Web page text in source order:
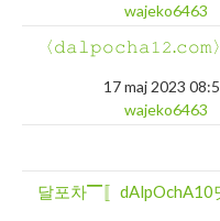
wajeko6463
〈𝚍𝚊𝚕𝚙𝚘𝚌𝚑𝚊𝟷𝟸.𝚌𝚘𝚖〉
17 maj 2023
wajeko6463
달포차▔〚dAlpOchA10